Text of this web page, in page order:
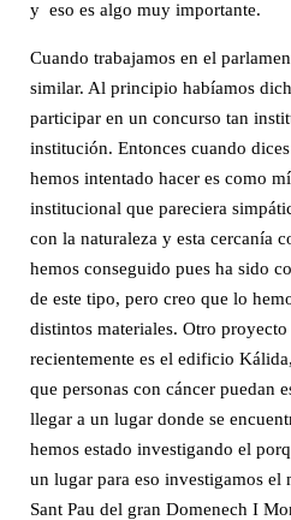
y eso es algo muy importante.
Cuando trabajamos en el
similar. Al principio habíamos
participar en un concurso tan
institución. Entonces cuando
hemos intentado hacer es como
institucional que pareciera
con la naturaleza y esta cercanía
hemos conseguido pues ha sido
de este tipo, pero creo que lo
distintos materiales. Otro
recientemente es el edificio
que personas con cáncer puedan
llegar a un lugar donde se
hemos estado investigando el
un lugar para eso investigamos el
Sant Pau del gran Domenech I